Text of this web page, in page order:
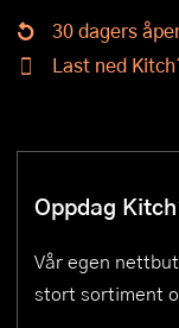
30 dagers
Last ned
Oppdag
Vår egen
stort sortiment